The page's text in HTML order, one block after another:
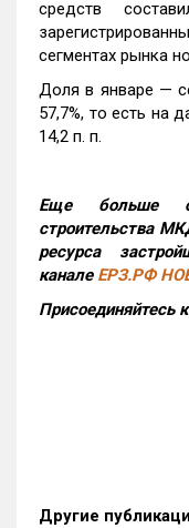
средств
сегментах рынка
Доля в январе —
57,7%, то есть на
14,2 п. п.
Еще больше
строительства
ресурса
канале ЕРЗ.РФ
Присоединяйтесь
Другие